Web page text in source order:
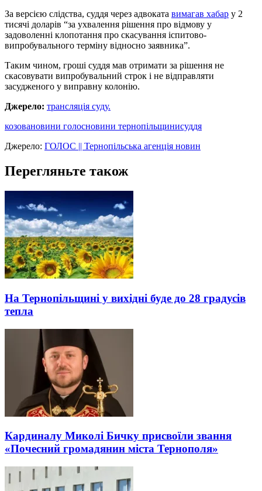
За версією слідства, суддя через адвоката вимагав хабар у 2
тисячі доларів “за ухвалення рішення про відмову у
задоволенні клопотання про скасування іспитово-
випробувального терміну відносно заявника”.
Таким чином, гроші суддя мав отримати за рішення не
скасовувати випробувальний строк і не відправляти
засудженого у виправну колонію.
Джерело: трансляція суду.
козовановини голосновини тернопільщинисуддя
Джерело: ГОЛОС || Тернопільська агенція новин
Перегляньте також
На Тернопільщині у вихідні буде до 28 градусів
тепла
Кардиналу Миколі Бичку присвоїли звання
«Почесний громадянин міста Тернополя»